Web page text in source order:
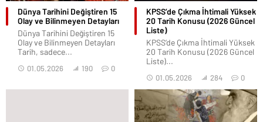
Dünya Tarihini Değiştiren 15
Olay ve Bilinmeyen Detayları
Dünya Tarihini Değiştiren 15
Olay ve Bilinmeyen Detayları
Tarih, sadece...
01.05.2026 190 0
KPSS’de Çıkma İhtimali Yüksek
20 Tarih Konusu (2026 Güncel
Liste)
KPSS’de Çıkma İhtimali Yüksek
20 Tarih Konusu (2026 Güncel
Liste)...
01.05.2026 284 0